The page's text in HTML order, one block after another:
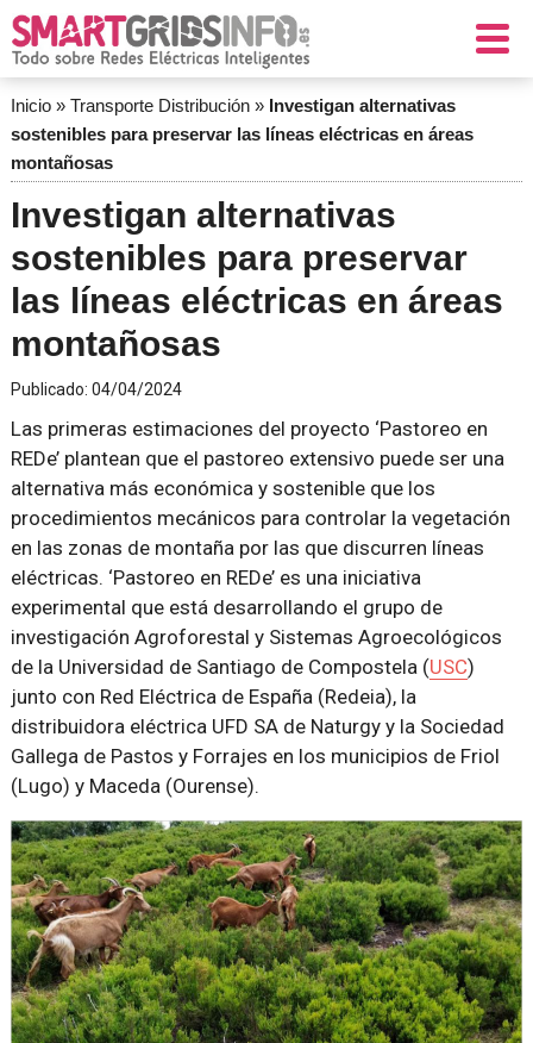
Inicio» Transporte Distribución» Investigan alternativas
sostenibles para preservar las líneas eléctricas en áreas
montañosas
Investigan alternativas
sostenibles para preservar
las líneas eléctricas en áreas
montañosas
Publicado: 04/04/2024
Las primeras estimaciones del proyecto ‘Pastoreo en
REDe’ plantean que el pastoreo extensivo puede ser una
alternativa más económica y sostenible que los
procedimientos mecánicos para controlar la vegetación
en las zonas de montaña por las que discurren líneas
eléctricas. ‘Pastoreo en REDe’ es una iniciativa
experimental que está desarrollando el grupo de
investigación Agroforestal y Sistemas Agroecológicos
de la Universidad de Santiago de Compostela (USC)
junto con Red Eléctrica de España (Redeia), la
distribuidora eléctrica UFD SA de Naturgy y la Sociedad
Gallega de Pastos y Forrajes en los municipios de Friol
(Lugo) y Maceda (Ourense).